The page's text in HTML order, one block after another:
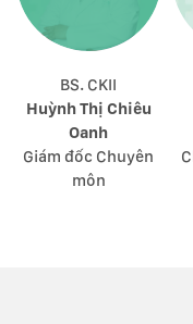
BS. CKII
Huỳnh Thị Chiêu
Oanh
Giám đốc Chuyên
môn